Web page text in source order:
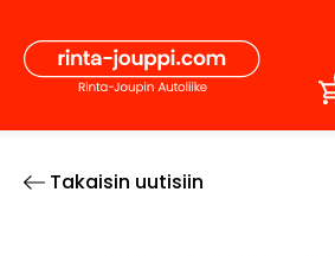
sisältöön
Takaisin uutisiin